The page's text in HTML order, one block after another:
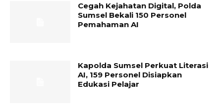
Cegah Kejahatan Digital, Polda
Sumsel Bekali 150 Personel
Pemahaman AI
Kapolda Sumsel Perkuat Literasi
AI, 159 Personel Disiapkan
Edukasi Pelajar